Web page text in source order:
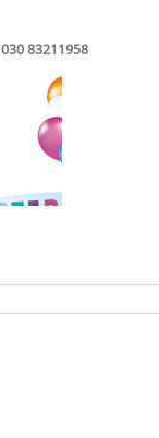
030 83211958